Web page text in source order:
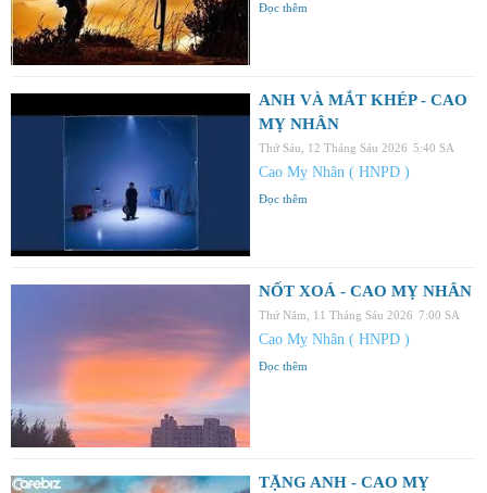
Đọc thêm
ANH VÀ MẮT KHÉP - CAO
MỴ NHÂN
Thứ Sáu, 12 Tháng Sáu 2026 5:40 SA
Cao Mỵ Nhân ( HNPD )
Đọc thêm
NỐT XOÁ - CAO MỴ NHÂN
Thứ Năm, 11 Tháng Sáu 2026 7:00 SA
Cao Mỵ Nhân ( HNPD )
Đọc thêm
TẶNG ANH - CAO MỴ